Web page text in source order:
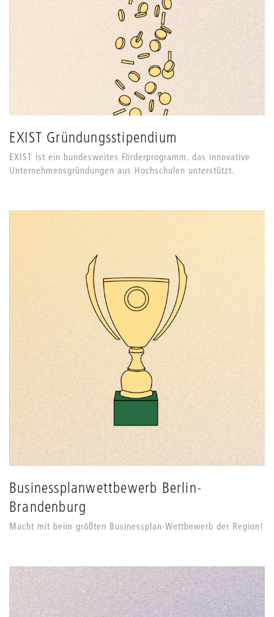
EXIST Gründungsstipendium
EXIST ist ein bundesweites Förderprogramm, das innovative
Unternehmensgründungen aus Hochschulen unterstützt.
Businessplanwettbewerb Berlin-
Brandenburg
Macht mit beim größten Businessplan-Wettbewerb der Region!